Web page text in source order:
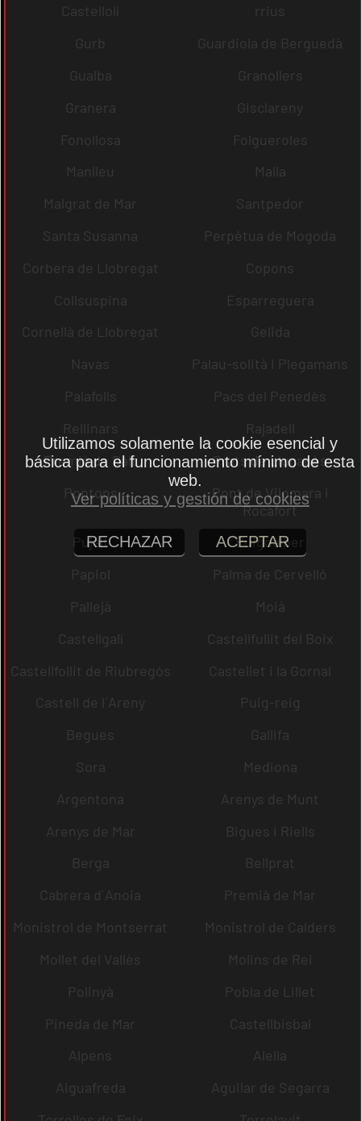
Castellolí
rrius
Gurb
Guardiola de Berguedà
Gualba
Granollers
Granera
Gisclareny
Fonollosa
Folgueroles
Manlleu
Malla
Malgrat de Mar
Santpedor
Santa Susanna
Perpètua de Mogoda
Corbera de Llobregat
Copons
Collsuspina
Esparreguera
Cornellà de Llobregat
Gelida
Navas
Palau-solità i Plegamans
Palafolls
Pacs del Penedès
Rellinars
Rajadell
Premià de Dalt
Prats de Lluçanès
Pontons
Pont de Vilomara i
Rocafort
Pujalt
Puigdàlber
Papiol
Palma de Cervelló
Pallejà
Moià
Castellgalí
Castellfullit del Boix
Castellfollit de Riubregós
Castellet i la Gornal
Castell de l´Areny
Puig-reig
Begues
Gallifa
Sora
Mediona
Argentona
Arenys de Munt
Arenys de Mar
Bigues i Riells
Berga
Bellprat
Cabrera d´Anoia
Premià de Mar
Monistrol de Montserrat
Monistrol de Calders
Mollet del Vallès
Molins de Rei
Polinyà
Pobla de Lillet
Pineda de Mar
Castellbisbal
Alpens
Alella
Aiguafreda
Aguilar de Segarra
Utilizamos solamente la cookie esencial y
básica para el funcionamiento mínimo de esta
web.
Ver políticas y gestión de cookies
RECHAZAR ACEPTAR